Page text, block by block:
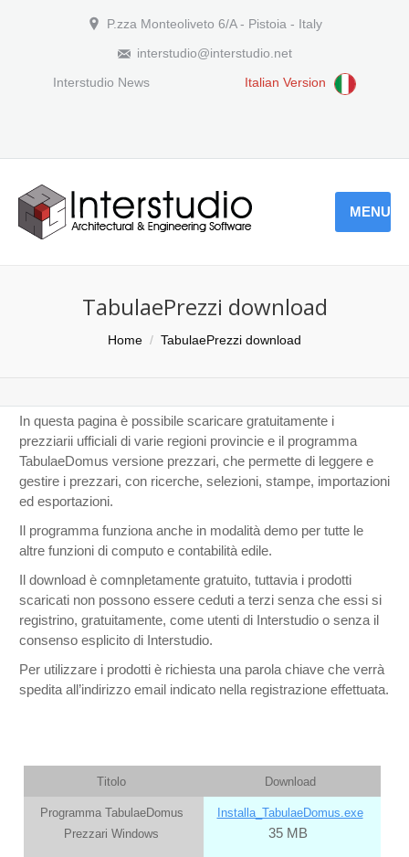
P.zza Monteoliveto 6/A - Pistoia - Italy
interstudio@interstudio.net
Interstudio News
Italian Version
MENU
TabulaePrezzi download
Home TabulaePrezzi download
In questa pagina è possibile scaricare gratuitamente i
prezziarii ufficiali di varie regioni provincie e il programma
TabulaeDomus versione prezzari, che permette di leggere e
gestire i prezzari, con ricerche, selezioni, stampe, importazioni
ed esportazioni.
Il programma funziona anche in modalità demo per tutte le
altre funzioni di computo e contabilità edile.
Il download è comnpletamente gratuito, tuttavia i prodotti
scaricati non possono essere ceduti a terzi senza che essi si
registrino, gratuitamente, come utenti di Interstudio o senza il
consenso esplicito di Interstudio.
Per utilizzare i prodotti è richiesta una parola chiave che verrà
spedita all’indirizzo email indicato nella registrazione effettuata.
Titolo Download
Programma TabulaeDomus
Prezzari Windows
Installa_TabulaeDomus.exe
35 MB